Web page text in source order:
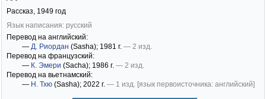
Рассказ, 1949 год
Язык написания: русский
Перевод на английский:
— Д. Риордан (Sasha); 1981 г. — 2 изд.
Перевод на французский:
— К. Эмери (Sacha); 1986 г. — 2 изд.
Перевод на вьетнамский:
— Н. Тхю (Sasha); 2022 г. — 1 изд. [язык первоисточника: английский]